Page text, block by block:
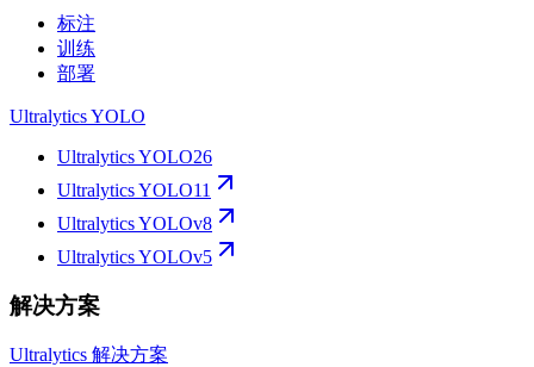
标注
训练
部署
Ultralytics YOLO
Ultralytics YOLO26
Ultralytics YOLO11
Ultralytics YOLOv8
Ultralytics YOLOv5
解决方案
Ultralytics 解决方案